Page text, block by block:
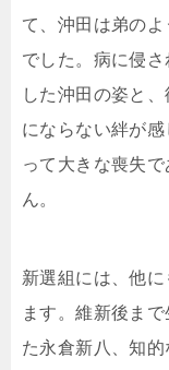
て、沖田は弟の
でした。病に侵
した沖田の姿と
にならない絆が
って大きな喪失
ん。
新選組には、他
ます。維新後ま
た永倉新八、知